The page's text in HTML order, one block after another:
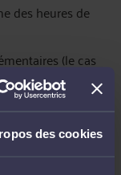
des cookies
des heures de
(le cas
si le contingent
heures